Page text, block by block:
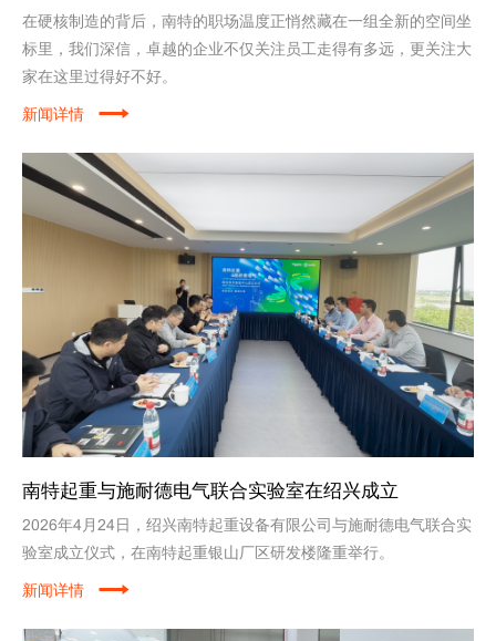
在硬核制造的背后，南特的职场温度正悄然藏在一组全新的空间坐
标里，我们深信，卓越的企业不仅关注员工走得有多远，更关注大
家在这里过得好不好。
新闻详情
南特起重与施耐德电气联合实验室在绍兴成立
2026年4月24日，绍兴南特起重设备有限公司与施耐德电气联合实
验室成立仪式，在南特起重银山厂区研发楼隆重举行。
新闻详情